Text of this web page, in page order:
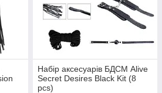
Набір аксесуарів БДСМ Alive
Secret Desires Black Kit (8
pcs)